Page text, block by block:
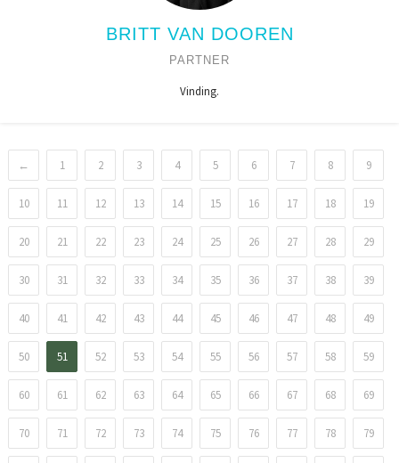
BRITT VAN DOOREN
PARTNER
Vinding.
← 1 2 3 4 5 6 7 8 9
10 11 12 13 14 15 16 17 18 19
20 21 22 23 24 25 26 27 28 29
30 31 32 33 34 35 36 37 38 39
40 41 42 43 44 45 46 47 48 49
50 51 52 53 54 55 56 57 58 59
60 61 62 63 64 65 66 67 68 69
70 71 72 73 74 75 76 77 78 79